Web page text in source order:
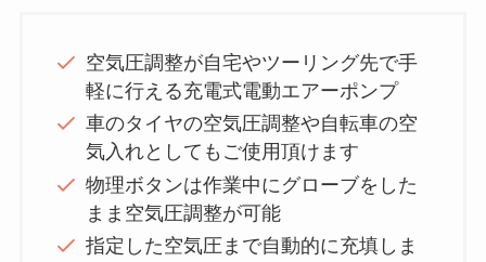
空気圧調整が自宅やツーリング先で手
軽に行える充電式電動エアーポンプ
車のタイヤの空気圧調整や自転車の空
気入れとしてもご使用頂けます
物理ボタンは作業中にグローブをした
まま空気圧調整が可能
指定した空気圧まで自動的に充填しま